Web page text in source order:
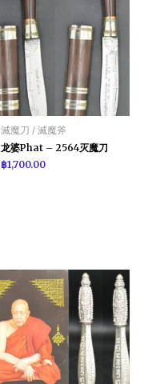
滅魔刀 / 滅魔斧
龙婆Phat – 2564灭魔刀
฿1,700.00